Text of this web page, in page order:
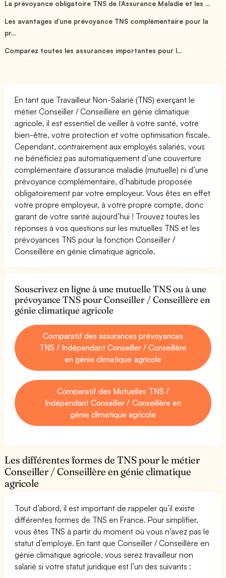
La prévoyance obligatoire TNS de l’Assurance Maladie et les ...
Les avantages d’une prévoyance TNS complémentaire pour la
pr...
Comparez toutes les assurances importantes pour l...
En tant que Travailleur Non-Salarié (TNS) exerçant le
métier Conseiller / Conseillère en génie climatique
agricole, il est essentiel de veiller à votre santé, votre
bien-être, votre protection et votre optimisation fiscale.
Cependant, contrairement aux employés salariés, vous
ne bénéficiez pas automatiquement d’une couverture
complémentaire d'assurance maladie (mutuelle) ni d’une
prévoyance complémentaire, d’habitude proposée
obligatoirement par votre employeur. Vous êtes en effet
votre propre employeur, à votre propre compte, donc
garant de votre santé aujourd’hui ! Trouvez toutes les
réponses à vos questions sur les mutuelles TNS et les
prévoyances TNS pour la fonction Conseiller /
Conseillère en génie climatique agricole.
Souscrivez en ligne à une mutuelle TNS ou à une
prévoyance TNS pour Conseiller / Conseillère en
génie climatique agricole
Comparatif des assurances prévoyances
TNS / Indépendant Conseiller / Conseillère
en génie climatique agricole
Comparatif des Mutuelles TNS /
Indépendant Conseiller / Conseillère en
génie climatique agricole
Les différentes formes de TNS pour le métier
Conseiller / Conseillère en génie climatique
agricole
Tout d’abord, il est important de rappeler qu’il existe
différentes formes de TNS en France. Pour simplifier,
vous êtes TNS à partir du moment où vous n’avez pas le
statut d’employé. En tant que Conseiller / Conseillère en
génie climatique agricole, vous serez travailleur non
salarié si votre statut juridique est l’un des suivants :